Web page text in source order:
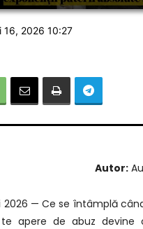
16, 2026 10:27
Autor:
2026 — Ce se întâmplă
apere de abuz devine